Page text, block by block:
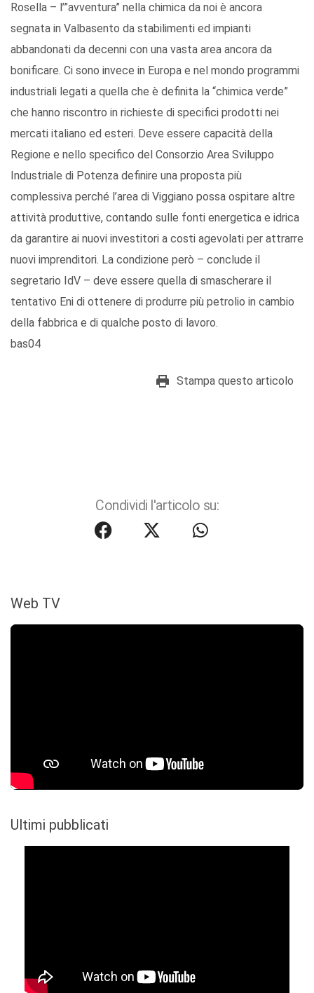
Rosella – l’”avventura” nella chimica da noi è ancora
segnata in Valbasento da stabilimenti ed impianti
abbandonati da decenni con una vasta area ancora da
bonificare. Ci sono invece in Europa e nel mondo programmi
industriali legati a quella che è definita la “chimica verde”
che hanno riscontro in richieste di specifici prodotti nei
mercati italiano ed esteri. Deve essere capacità della
Regione e nello specifico del Consorzio Area Sviluppo
Industriale di Potenza definire una proposta più
complessiva perché l’area di Viggiano possa ospitare altre
attività produttive, contando sulle fonti energetica e idrica
da garantire ai nuovi investitori a costi agevolati per attrarre
nuovi imprenditori. La condizione però – conclude il
segretario IdV – deve essere quella di smascherare il
tentativo Eni di ottenere di produrre più petrolio in cambio
della fabbrica e di qualche posto di lavoro.
bas04
Stampa questo articolo
Condividi l'articolo su:
Web TV
Ultimi pubblicati